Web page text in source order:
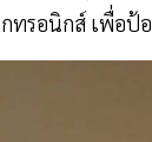
ทรอนิกส์ เพื่อ